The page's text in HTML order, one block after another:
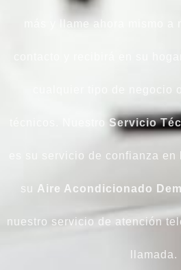
más y llame ahora mismo a
contacto y recibirá en su
cualquier tipo de negocio
Servicio
es su servicio de confianza en
su Aire Acondicionado
nuestro servicio de atención
llamada.